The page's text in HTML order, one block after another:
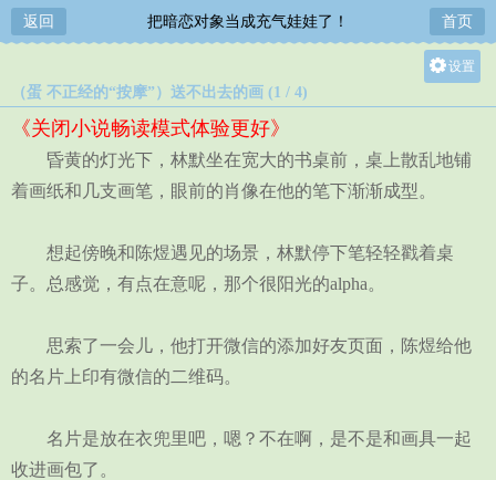
返回 把暗恋对象当成充气娃娃了！ 首页
设置
中
（蛋 不正经的“按摩”）送不出去的画 (1 / 4)
《关闭小说畅读模式体验更好》
昏黄的灯光下，林默坐在宽大的书桌前，桌上散乱地铺
着画纸和几支画笔，眼前的肖像在他的笔下渐渐成型。
想起傍晚和陈煜遇见的场景，林默停下笔轻轻戳着桌
子。总感觉，有点在意呢，那个很阳光的alpha。
思索了一会儿，他打开微信的添加好友页面，陈煜给他
的名片上印有微信的二维码。
名片是放在衣兜里吧，嗯？不在啊，是不是和画具一起
收进画包了。